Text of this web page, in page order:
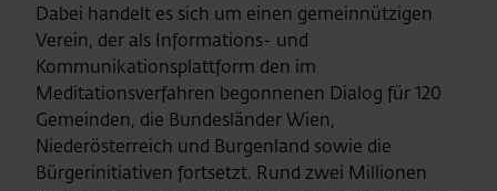
Dabei handelt es sich um einen gemeinnützigen
Verein, der als Informations- und
Kommunikationsplattform den im
Meditationsverfahren begonnenen Dialog für 120
Gemeinden, die Bundesländer Wien,
Niederösterreich und Burgenland sowie die
Bürgerinitiativen fortsetzt. Rund zwei Millionen